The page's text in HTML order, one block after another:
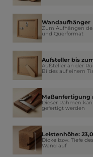
Wandaufhänger
Zum Aufhängen
und Querformat
Aufsteller bis
Aufsteller an der
Bildes auf einem
Maßanfertigung
Dieser Rahmen
gefertigt werden
Leistenhöhe:
Dicke bzw. Tiefe
Wand auf